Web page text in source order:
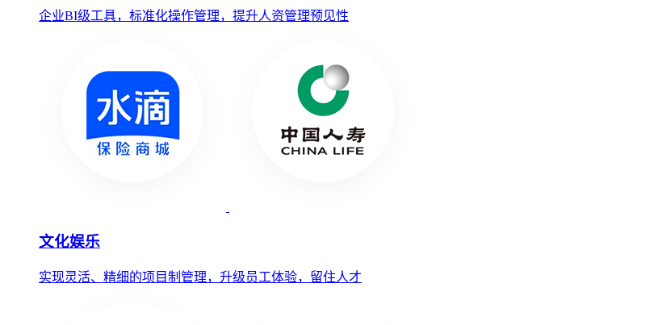
企业BI级工具，标准化操作管理，提升人资管理预见性
文化娱乐
实现灵活、精细的项目制管理，升级员工体验，留住人才